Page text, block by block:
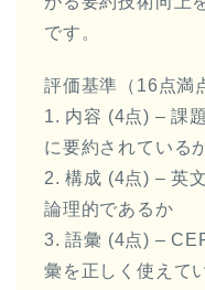
です。
評価基準（16点満
1. 内容 (4点) – 課
に要約されている
2. 構成 (4点) – 英
論理的であるか
3. 語彙 (4点) –
彙を正しく使えて